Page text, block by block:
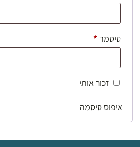
סיסמה *חובה
זכור אותי
איפוס סיסמה